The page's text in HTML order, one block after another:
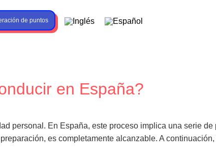
de puntos
en España?
personal. En España, este proceso implica una serie de
es completamente alcanzable. A continuación,